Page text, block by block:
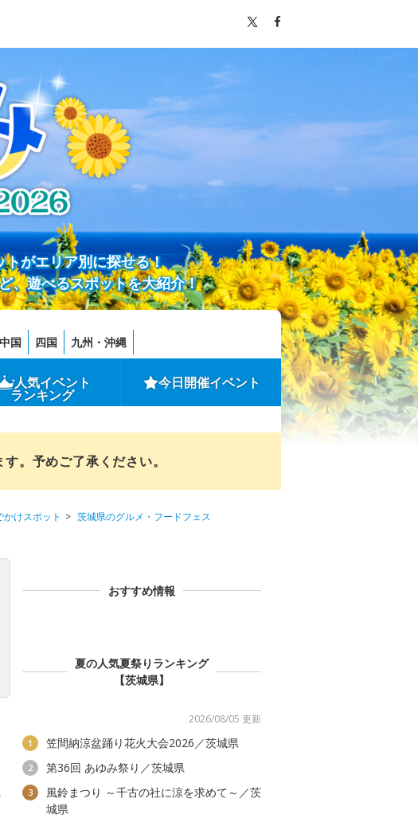
がエリア別に探せる！
、遊べるスポットを大紹介！
中国 四国 九州・沖縄
人気イベント
ランキング
今日開催イベント
。予めご了承ください。
けスポット
茨城県のグルメ・フードフェス
おすすめ情報
夏の人気夏祭りランキング
【茨城県】
2026/08/05 更新
1 笠間納涼盆踊り花火大会2026／茨城県
2 第36回 あゆみ祭り／茨城県
3
風鈴まつり ～千古の社に涼を求めて～／茨
城県